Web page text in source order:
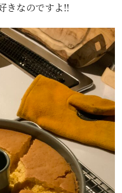
きなのですよ‼️